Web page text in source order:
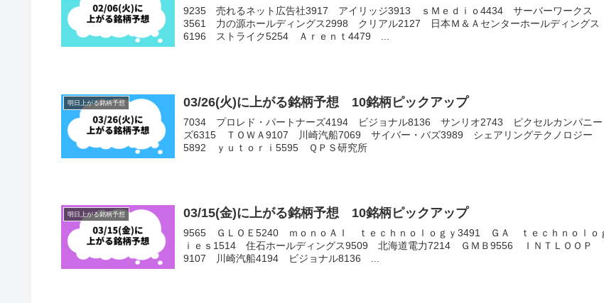
9235 売れるネット広告社3917 アイリッジ3913 ｓＭｅｄｉｏ4434 サーバーワークス
3561 力の源ホールディングス2998 クリアル2127 日本Ｍ＆Ａセンターホールディングス
6196 ストライク5254 Ａｒｅｎｔ4479 ...
明日上がる銘柄予想 03/26(火)に上がる銘柄予想 10銘柄ピックアップ
7034 プロレド・パートナーズ4194 ビジョナル8136 サンリオ2743 ピクセルカンパニー
ズ6315 ＴＯＷＡ9107 川崎汽船7069 サイバー・バズ3989 シェアリングテクノロジー
5892 ｙｕｔｏｒｉ5595 ＱＰＳ研究所
明日上がる銘柄予想 03/15(金)に上がる銘柄予想 10銘柄ピックアップ
9565 ＧＬＯＥ5240 ｍｏｎｏＡＩ ｔｅｃｈｎｏｌｏｇｙ3491 ＧＡ ｔｅｃｈｎｏｌｏ
ｉｅｓ1514 住石ホールディングス9509 北海道電力7214 ＧＭＢ9556 ＩＮＴＬＯＯＰ
9107 川崎汽船4194 ビジョナル8136 ...